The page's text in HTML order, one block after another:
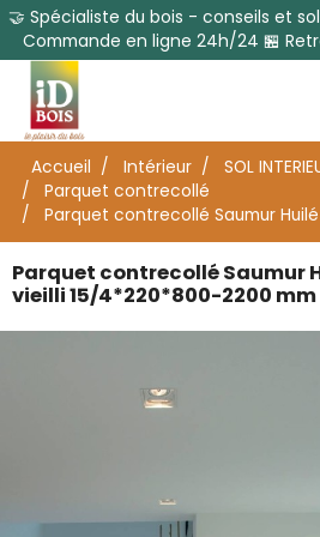
🤝 Spécialiste du bois - conseils et
Commande en ligne 24h/24 🏪
Accueil Intérieur
SOL
Parquet contrecollé
Parquet contrecollé Saumur
Parquet contrecollé Saumur
vieilli 15/4*220*800-2200 mm